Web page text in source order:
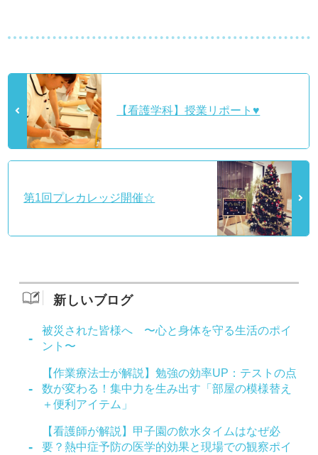
【看護学科】授業リポート♥
第1回プレカレッジ開催☆
新しいブログ
被災された皆様へ 〜心と身体を守る生活のポイ
ント〜
【作業療法士が解説】勉強の効率UP：テストの点
数が変わる！集中力を生み出す「部屋の模様替え
＋便利アイテム」
【看護師が解説】甲子園の飲水タイムはなぜ必
要？熱中症予防の医学的効果と現場での観察ポイ